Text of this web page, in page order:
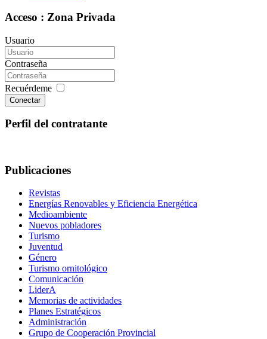
Acceso : Zona Privada
Usuario
Contraseña
Recuérdeme
Conectar
Perfil del contratante
Publicaciones
Revistas
Energías Renovables y Eficiencia Energética
Medioambiente
Nuevos pobladores
Turismo
Juventud
Género
Turismo ornitológico
Comunicación
LiderA
Memorias de actividades
Planes Estratégicos
Administración
Grupo de Cooperación Provincial